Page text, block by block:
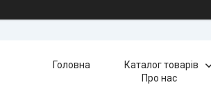
Головна Каталог товарів
Про нас